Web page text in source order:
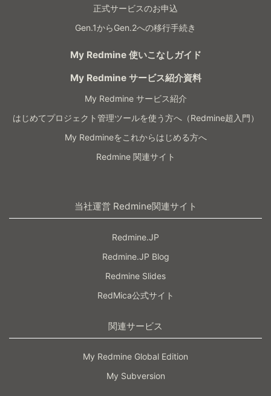
正式サービスのお申込
Gen.1からGen.2への移行手続き
My Redmine 使いこなしガイド
My Redmine サービス紹介資料
My Redmine サービス紹介
はじめてプロジェクト管理ツールを使う方へ（Redmine超入門）
My Redmineをこれからはじめる方へ
Redmine 関連サイト
当社運営 Redmine関連サイト
Redmine.JP
Redmine.JP Blog
Redmine Slides
RedMica公式サイト
関連サービス
My Redmine Global Edition
My Subversion